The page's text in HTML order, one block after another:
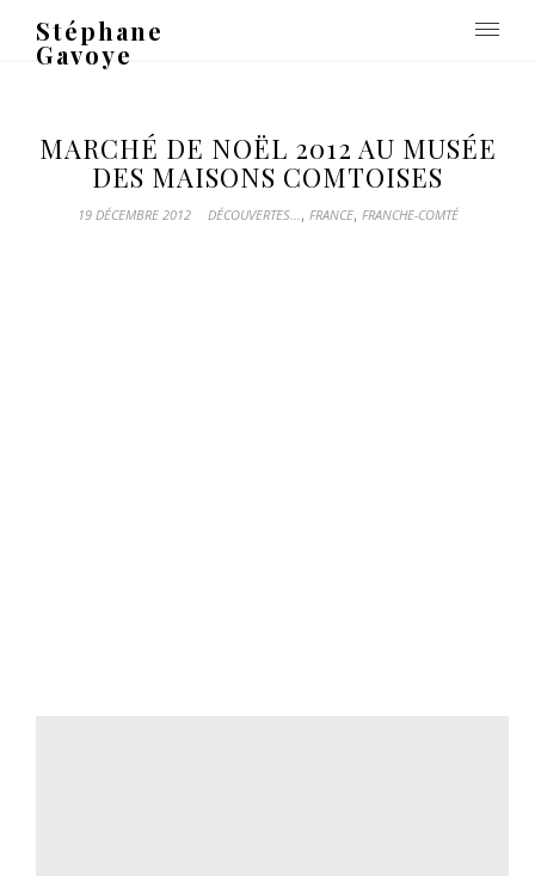
Stéphane
Gavoye
MARCHÉ DE NOËL 2012 AU MUSÉE
DES MAISONS COMTOISES
19 DÉCEMBRE 2012 DÉCOUVERTES..., FRANCE, FRANCHE-COMTÉ